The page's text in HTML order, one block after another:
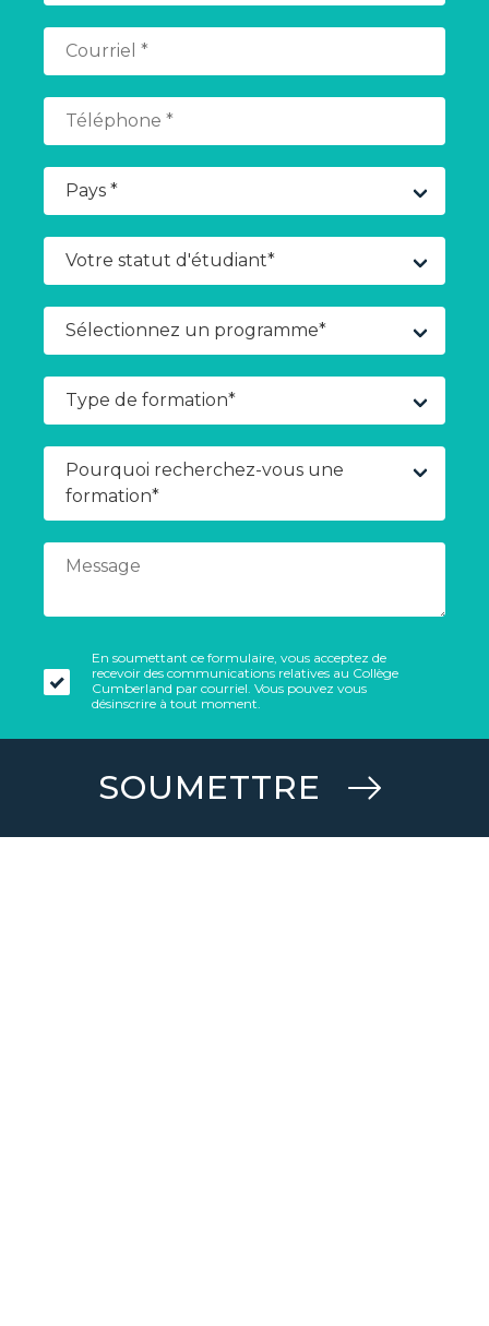
En soumettant ce formulaire, vous acceptez de
recevoir des communications relatives au Collège
Cumberland par courriel. Vous pouvez vous
désinscrire à tout moment.
SOUMETTRE